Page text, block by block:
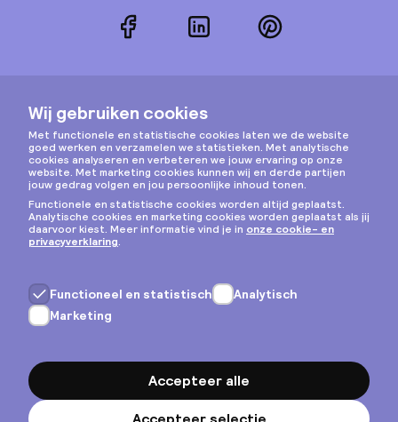
FacebookLinkedInPinterest
Instagram
Privacy & cookies
Algemene voorwaarden